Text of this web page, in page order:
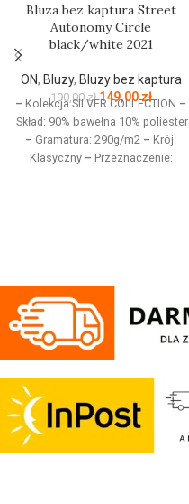
Bluza bez kaptura Street
Autonomy Circle
black/white 2021
ON, Bluzy, Bluzy bez kaptura
190,00zł 149,00zł
– Kolekcja SILVER COLLECTION –
Skład: 90% bawełna 10% poliester
– Gramatura: 290g/m2 – Krój:
Klasyczny – Przeznaczenie: